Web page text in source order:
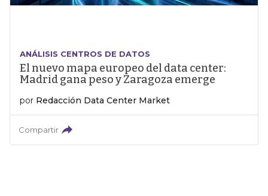
ANÁLISIS CENTROS DE DATOS
El nuevo mapa europeo del data center:
Madrid gana peso y Zaragoza emerge
por Redacción Data Center Market
Compartir